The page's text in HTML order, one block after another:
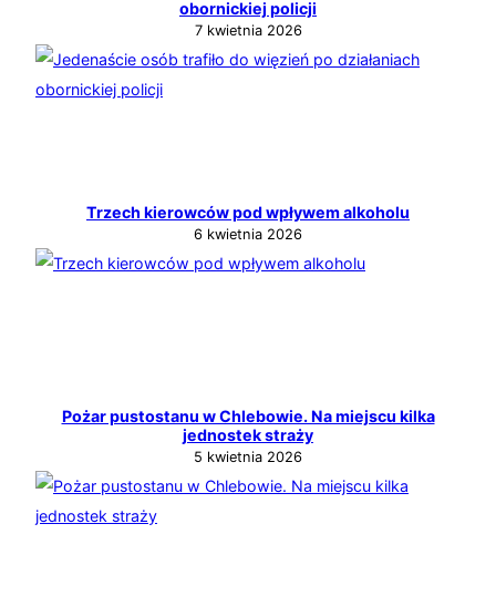
obornickiej policji
7 kwietnia 2026
Trzech kierowców pod wpływem alkoholu
6 kwietnia 2026
Pożar pustostanu w Chlebowie. Na miejscu kilka
jednostek straży
5 kwietnia 2026